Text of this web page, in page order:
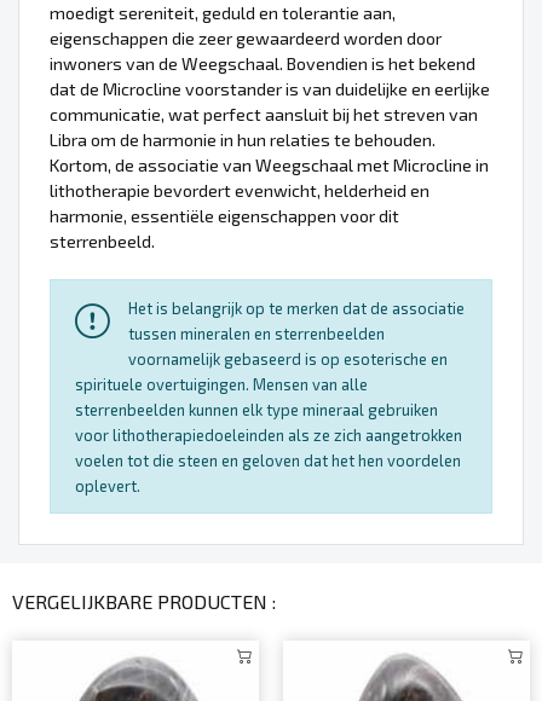
moedigt sereniteit, geduld en tolerantie aan,
eigenschappen die zeer gewaardeerd worden door
inwoners van de Weegschaal. Bovendien is het bekend
dat de Microcline voorstander is van duidelijke en eerlijke
communicatie, wat perfect aansluit bij het streven van
Libra om de harmonie in hun relaties te behouden.
Kortom, de associatie van Weegschaal met Microcline in
lithotherapie bevordert evenwicht, helderheid en
harmonie, essentiële eigenschappen voor dit
sterrenbeeld.
Het is belangrijk op te merken dat de associatie
tussen mineralen en sterrenbeelden
voornamelijk gebaseerd is op esoterische en
spirituele overtuigingen. Mensen van alle
sterrenbeelden kunnen elk type mineraal gebruiken
voor lithotherapiedoeleinden als ze zich aangetrokken
voelen tot die steen en geloven dat het hen voordelen
oplevert.
VERGELIJKBARE PRODUCTEN :